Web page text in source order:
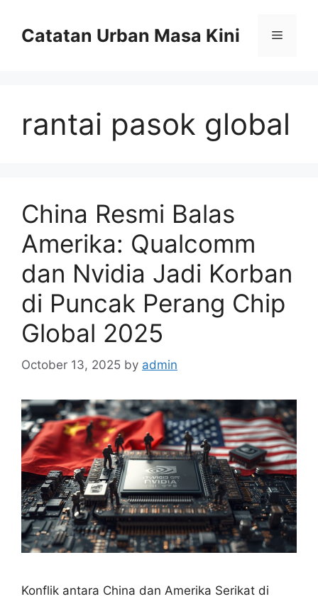
contentCatatan Urban Masa Kini Menu
rantai pasok global
China Resmi Balas
Amerika: Qualcomm
dan Nvidia Jadi Korban
di Puncak Perang Chip
Global 2025
October 13, 2025 by admin
Konflik antara China dan Amerika Serikat di